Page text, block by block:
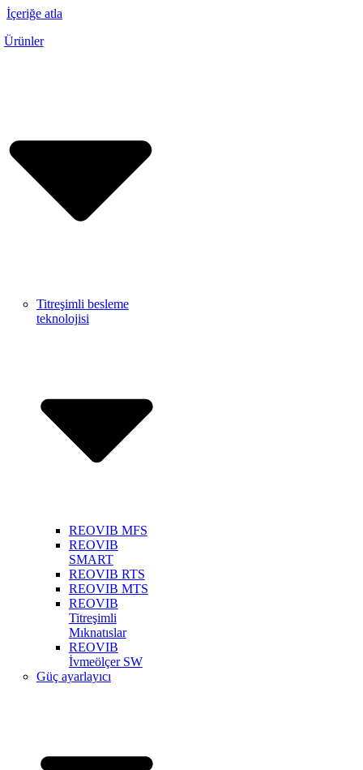
İçeriğe atla
Ürünler
Titreşimli besleme
teknolojisi
REOVIB MFS
REOVIB
SMART
REOVIB RTS
REOVIB MTS
REOVIB
Titreşimli
Mıknatıslar
REOVIB
İvmeölçer SW
Güç ayarlayıcı